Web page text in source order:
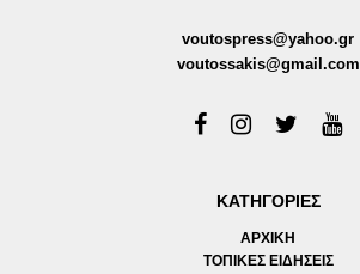
voutospress@yahoo.gr
voutossakis@gmail.com
ΚΑΤΗΓΟΡΙΕΣ
ΑΡΧΙΚΗ
ΤΟΠΙΚΕΣ ΕΙΔΗΣΕΙΣ